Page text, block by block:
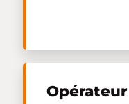
Opérateur